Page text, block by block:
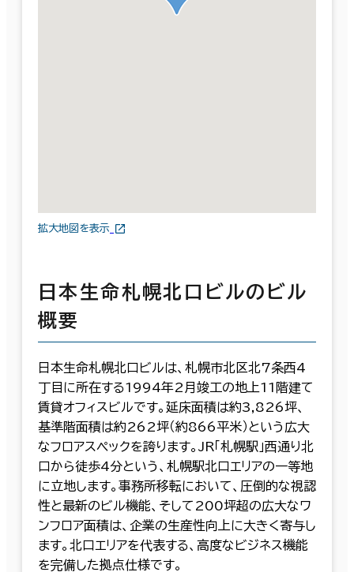
拡大地図を表示
日本生命札幌北口ビルのビル
概要
日本生命札幌北口ビルは、札幌市北区北7条西4
丁目に所在する1994年2月竣工の地上11階建て
賃貸オフィスビルです。延床面積は約3,826坪、
基準階面積は約262坪（約866平米）という広大
なフロアスペックを誇ります。JR「札幌駅」西通り北
口から徒歩4分という、札幌駅北口エリアの一等地
に立地します。事務所移転において、圧倒的な視認
性と最新のビル機能、そして200坪超の広大なワ
ンフロア面積は、企業の生産性向上に大きく寄与し
ます。北口エリアを代表する、高度なビジネス機能
を完備した拠点仕様です。